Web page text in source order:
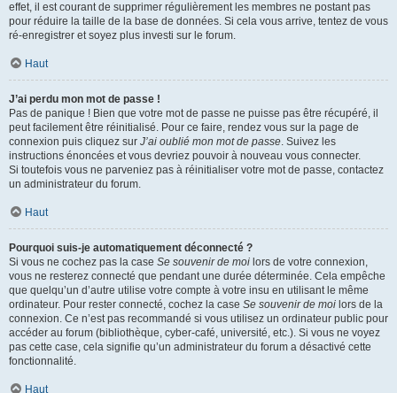
effet, il est courant de supprimer régulièrement les membres ne postant pas
pour réduire la taille de la base de données. Si cela vous arrive, tentez de vous
ré-enregistrer et soyez plus investi sur le forum.
Haut
J’ai perdu mon mot de passe !
Pas de panique ! Bien que votre mot de passe ne puisse pas être récupéré, il
peut facilement être réinitialisé. Pour ce faire, rendez vous sur la page de
connexion puis cliquez sur J’ai oublié mon mot de passe. Suivez les
instructions énoncées et vous devriez pouvoir à nouveau vous connecter.
Si toutefois vous ne parveniez pas à réinitialiser votre mot de passe, contactez
un administrateur du forum.
Haut
Pourquoi suis-je automatiquement déconnecté ?
Si vous ne cochez pas la case Se souvenir de moi lors de votre connexion,
vous ne resterez connecté que pendant une durée déterminée. Cela empêche
que quelqu’un d’autre utilise votre compte à votre insu en utilisant le même
ordinateur. Pour rester connecté, cochez la case Se souvenir de moi lors de la
connexion. Ce n’est pas recommandé si vous utilisez un ordinateur public pour
accéder au forum (bibliothèque, cyber-café, université, etc.). Si vous ne voyez
pas cette case, cela signifie qu’un administrateur du forum a désactivé cette
fonctionnalité.
Haut